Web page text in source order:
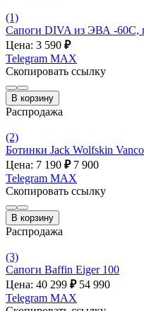
(1)
Сапоги DIVA из ЭВА -60С,
Цена: 3 590 ₽
Telegram MAX
Скопировать ссылку
В корзину
Распродажа
(2)
Ботинки Jack Wolfskin
Цена: 7 190 ₽ 7 900
Telegram MAX
Скопировать ссылку
В корзину
Распродажа
(3)
Сапоги Baffin Eiger 100
Цена: 40 299 ₽ 54 990
Telegram MAX